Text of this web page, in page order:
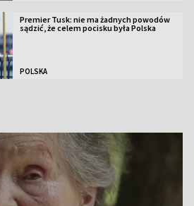
Premier Tusk: nie ma żadnych powodów
sądzić, że celem pocisku była Polska
POLSKA